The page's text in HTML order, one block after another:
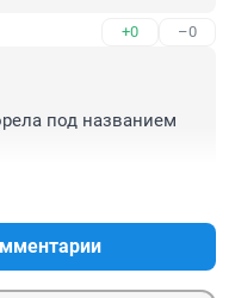
+0 –0
под названием